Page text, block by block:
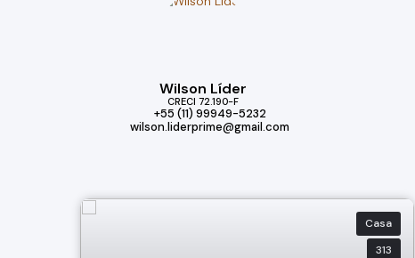
Wilson Líder
CRECI 72.190-F
+55 (11) 99949-5232
wilson.liderprime@gmail.com
Casa
313